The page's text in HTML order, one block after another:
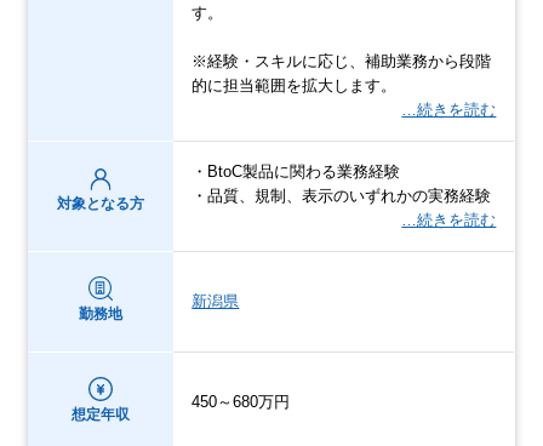
す。
※経験・スキルに応じ、補助業務から段階
的に担当範囲を拡大します。
…続きを読む
対象となる方
・BtoC製品に関わる業務経験
・品質、規制、表示のいずれかの実務経験
…続きを読む
勤務地
新潟県
想定年収
450～680万円